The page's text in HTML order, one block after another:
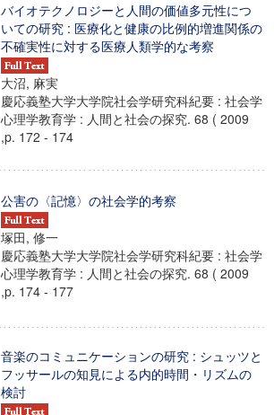
バイオテクノロジーと人間の価値多元性につ
いての研究 : 医療化と健康の比例的増進関係の
不確実性に対する医療人類学的な考察
大沼, 麻実
慶応義塾大学大学院社会学研究科紀要 : 社会学
心理学教育学 : 人間と社会の探究. 68 ( 2009
,p. 172 - 174
公害の〈記憶〉の社会学的考察
塚田, 修一
慶応義塾大学大学院社会学研究科紀要 : 社会学
心理学教育学 : 人間と社会の探究. 68 ( 2009
,p. 174 - 177
音楽のコミュニケーションの研究 : シュッツと
フッサールの知見による内的時間・リズムの
検討